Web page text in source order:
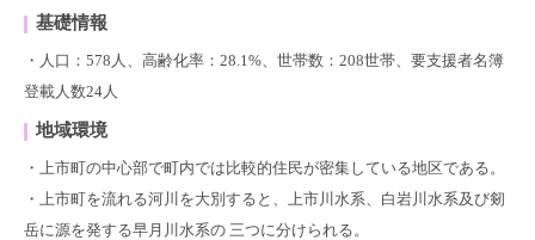
基礎情報
・人口：578人、高齢化率：28.1%、世帯数：208世帯、要支援者名簿
登載人数24人
地域環境
・上市町の中心部で町内では比較的住民が密集している地区である。
・上市町を流れる河川を大別すると、上市川水系、白岩川水系及び剱
岳に源を発する早月川水系の 三つに分けられる。